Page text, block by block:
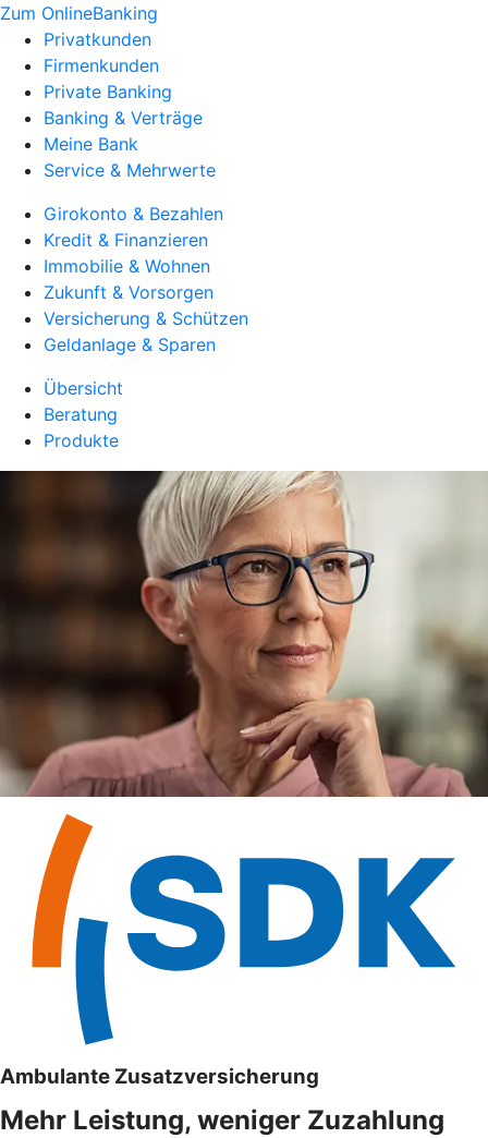
Zum OnlineBanking
Privatkunden
Firmenkunden
Private Banking
Banking & Verträge
Meine Bank
Service & Mehrwerte
Girokonto & Bezahlen
Kredit & Finanzieren
Immobilie & Wohnen
Zukunft & Vorsorgen
Versicherung & Schützen
Geldanlage & Sparen
Übersicht
Beratung
Produkte
Ambulante Zusatzversicherung
Mehr Leistung, weniger Zuzahlung